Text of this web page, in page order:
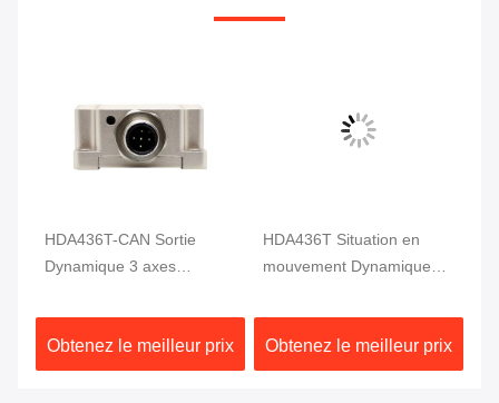
HDA436T-CAN Sortie
Dynamique 3 axes
Motion MEMS Capteur
d'angle
Obtenez le meilleur prix
HDA436T Situation en
mouvement Dynamique
d'angle 3 Axe Haute
précision
Obtenez le meilleur prix